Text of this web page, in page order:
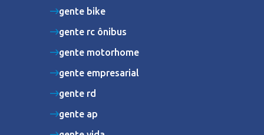
gente bike
gente rc ônibus
gente motorhome
gente empresarial
gente rd
gente ap